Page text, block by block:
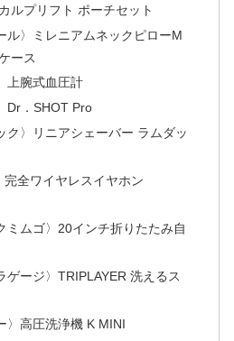
ルプリフト ポーチセット
〉ミレニアムネックピローM
ース
腕式血圧計
．SHOT Pro
〉リニアシェーバー ラムダッ
全ワイヤレスイヤホン
ムゴ〉20インチ折りたたみ自
ージ〉TRIPLAYER 洗えるス
高圧洗浄機 K MINI